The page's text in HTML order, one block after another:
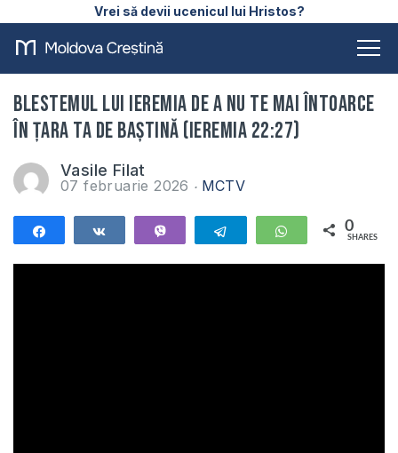
Vrei să devii ucenicul lui Hristos?
Blestemul lui Ieremia de a nu te mai întoarce
în țara ta de baștină (Ieremia 22:27)
Vasile Filat
07 februarie 2026 MCTV
Telegram WhatsApp
0
SHARES